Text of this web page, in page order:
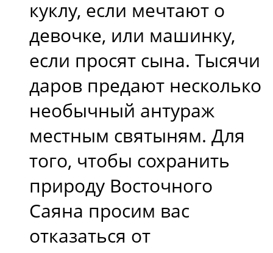
куклу, если мечтают о
девочке, или машинку,
если просят сына. Тысячи
даров предают несколько
необычный антураж
местным святыням. Для
того, чтобы сохранить
природу Восточного
Саяна просим вас
отказаться от